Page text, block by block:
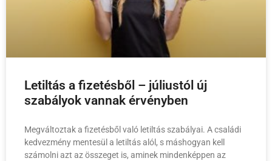
Letiltás a fizetésből – júliustól új
szabályok vannak érvényben
Megváltoztak a fizetésből való letiltás szabályai. A családi
kedvezmény mentesül a letiltás alól, s máshogyan kell
számolni azt az összeget is, aminek mindenképpen az